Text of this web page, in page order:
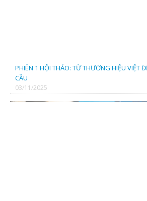
PHIÊN 1 HỘI THẢO: TỪ THƯƠNG HIỆU VIỆT
CẦU
03/11/2025